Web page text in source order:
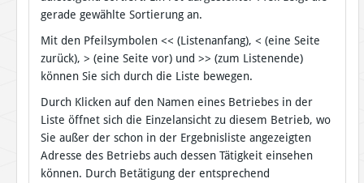
gerade gewählte Sortierung an.
Mit den Pfeilsymbolen << (Listenanfang), < (eine Seite
zurück), > (eine Seite vor) und >> (zum Listenende)
können Sie sich durch die Liste bewegen.
Durch Klicken auf den Namen eines Betriebes in der
Liste öffnet sich die Einzelansicht zu diesem Betrieb, wo
Sie außer der schon in der Ergebnisliste angezeigten
Adresse des Betriebs auch dessen Tätigkeit einsehen
können. Durch Betätigung der entsprechend